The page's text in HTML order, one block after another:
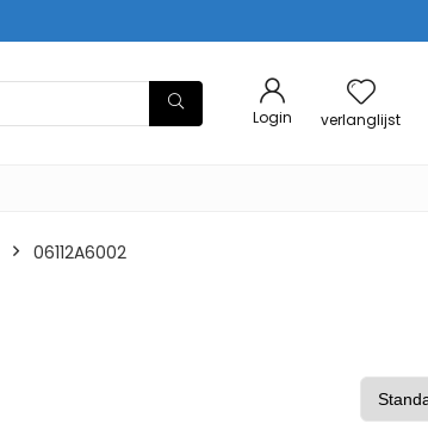
Login verlanglijst
‎06112A6002